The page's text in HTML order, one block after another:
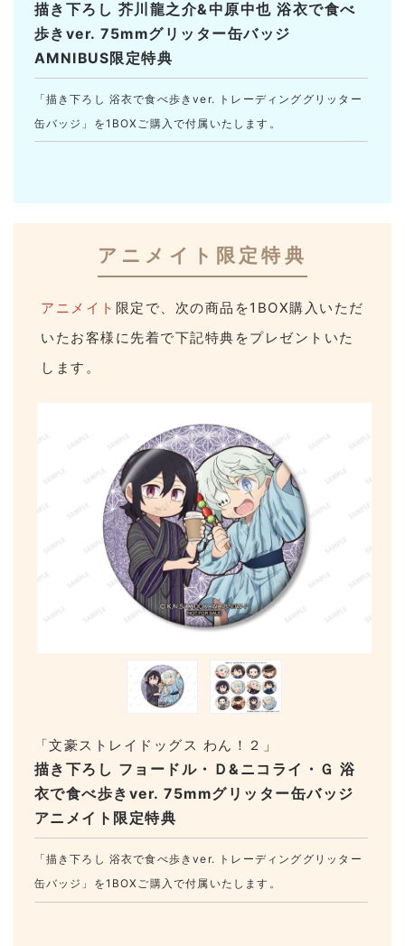
描き下ろし 芥川龍之介&中原中也 浴衣で食べ
歩きver. 75mmグリッター缶バッジ
AMNIBUS限定特典
「描き下ろし 浴衣で食べ歩きver. トレーディンググリッター
缶バッジ」を1BOXご購入で付属いたします。
アニメイト限定特典
アニメイト 限定で、次の商品を1BOX購入いただ
いたお客様に先着で下記特典をプレゼントいた
します。
描き下ろし フョードル・Ｄ&ニコライ・Ｇ 浴
衣で食べ歩きver. 75mmグリッター缶バッジ
アニメイト限定特典
「文豪ストレイドッグス わん！２」
「描き下ろし 浴衣で食べ歩きver. トレーディンググリッター
缶バッジ」を1BOXご購入で付属いたします。